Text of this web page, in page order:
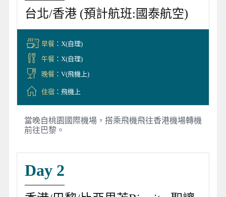
台北/香港 (預計航班:國泰航空)
早餐：X(自理)
午餐：X(自理)
晚餐：V(飛機上)
住宿：飛機上
當晚自桃園國際機場，搭乘飛機飛往香港機場轉機
前往巴黎。
Day 2